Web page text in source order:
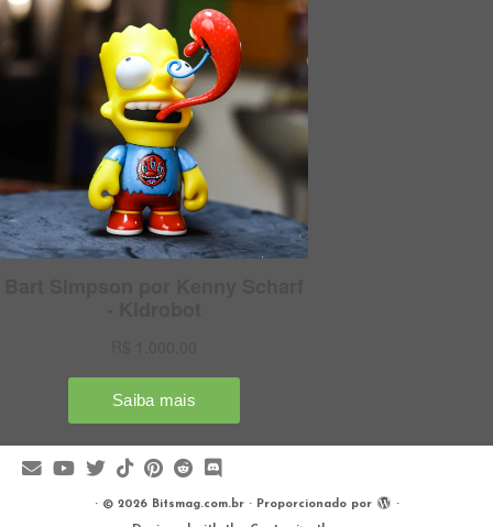
· © 2026 Bitsmag.com.br· Proporcionado por ·